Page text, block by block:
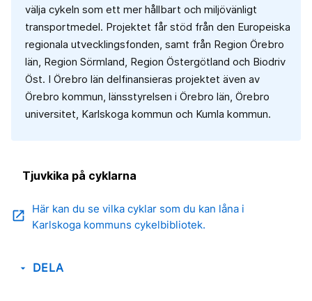
välja cykeln som ett mer hållbart och miljövänligt
transportmedel. Projektet får stöd från den Europeiska
regionala utvecklingsfonden, samt från Region Örebro
län, Region Sörmland, Region Östergötland och Biodriv
Öst. I Örebro län delfinansieras projektet även av
Örebro kommun, länsstyrelsen i Örebro län, Örebro
universitet, Karlskoga kommun och Kumla kommun.
Tjuvkika på cyklarna
open_in_new
Här kan du se vilka cyklar som du kan låna i
Karlskoga kommuns cykelbibliotek.
arrow_drop_down DELA